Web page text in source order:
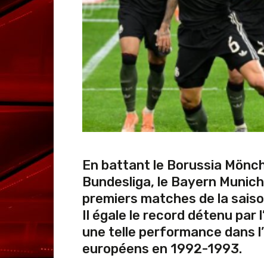
En battant le Borussia
Bundesliga, le Bayern
premiers matches de la
Il égale le record détenu par
une telle performance dans
européens en 1992-1993.